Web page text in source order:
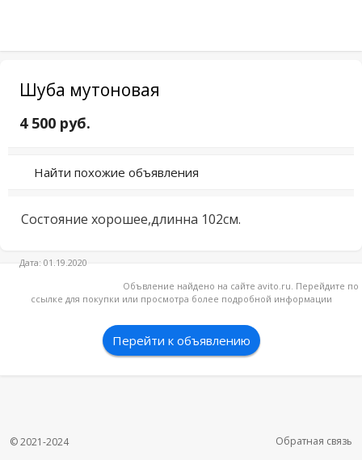
Шуба мутоновая
4 500 руб.
Найти похожие объявления
Состояние хорошее,длинна 102см.
Дата: 01.19.2020
Объвление найдено на сайте avito.ru. Перейдите по
ссылке для покупки или просмотра более подробной информации
Перейти к объявлению
© 2021-2024 Обратная связь